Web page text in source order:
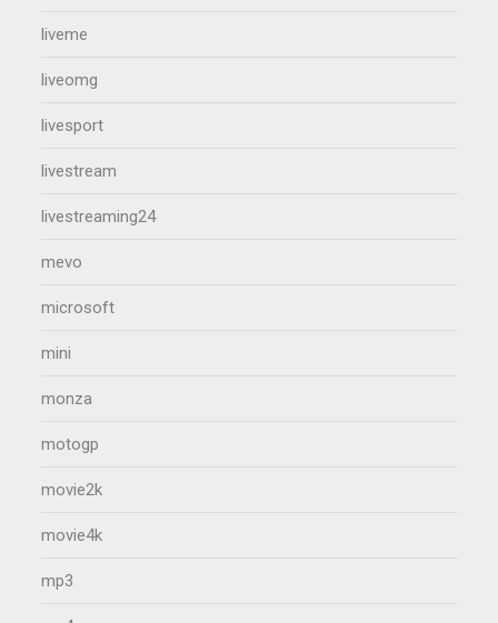
liveme
liveomg
livesport
livestream
livestreaming24
mevo
microsoft
mini
monza
motogp
movie2k
movie4k
mp3